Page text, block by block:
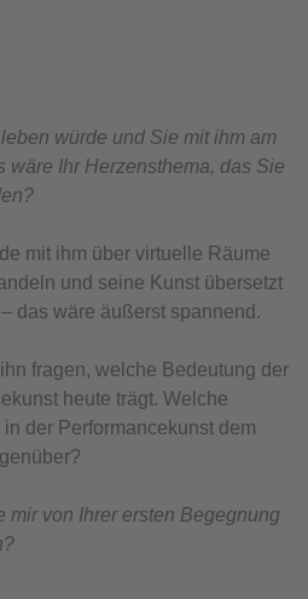
würde und Sie mit ihm am
wäre Ihr Herzensthema, das Sie
mit ihm über virtuelle Räume
und seine Kunst übersetzt
das wäre äußerst spannend.
fragen, welche Bedeutung der
heute trägt. Welche
der Performancekunst dem
mir von Ihrer ersten Begegnung